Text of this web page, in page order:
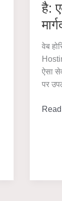
है:
वेब
ऐसा
पर
Web